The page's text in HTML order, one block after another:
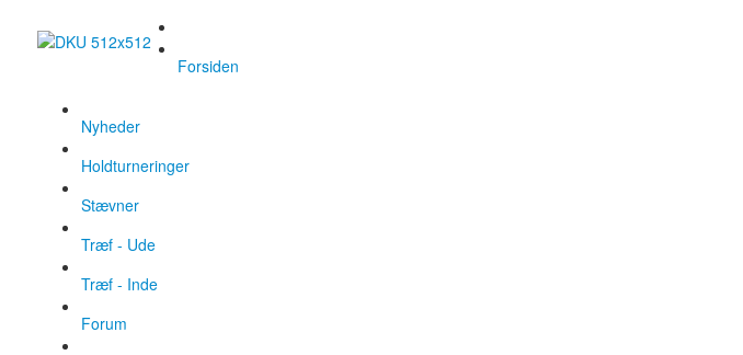
Forsiden
Nyheder
Holdturneringer
Stævner
Træf - Ude
Træf - Inde
Forum